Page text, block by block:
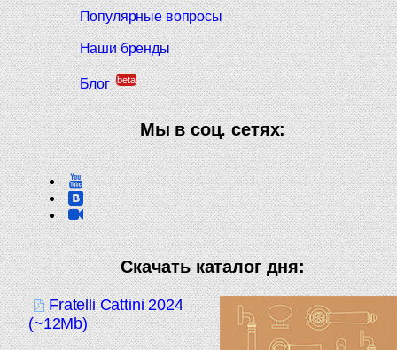
Популярные вопросы
Наши бренды
Блог beta
Мы в соц. сетях:
Скачать каталог дня:
Fratelli Cattini 2024
(~12Mb)